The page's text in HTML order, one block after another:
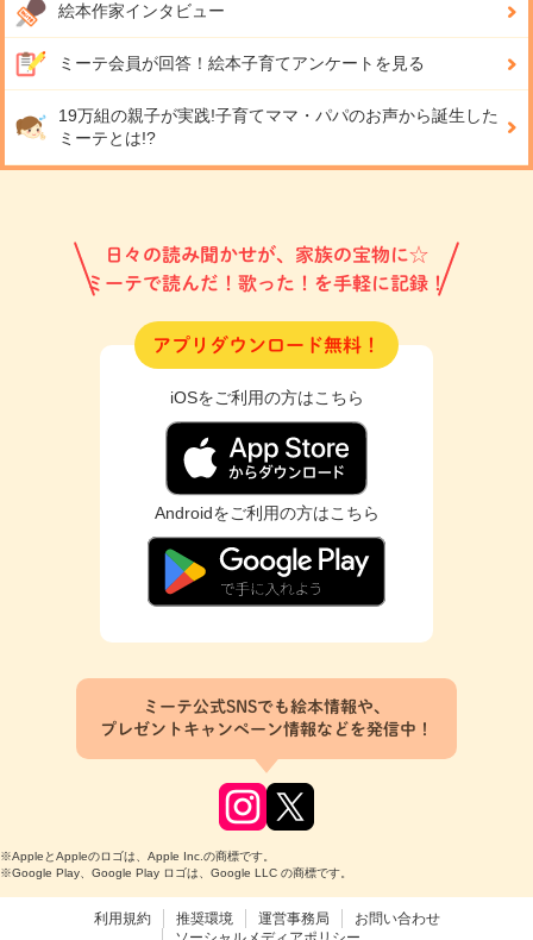
絵本作家インタビュー
ミーテ会員が回答！ 絵本子育てアンケートを見る
19万組の親子が実践!子育てママ・パパのお声から誕生した
ミーテとは!?
日々の読み聞かせが、家族の宝物に☆
ミーテで読んだ！歌った！を手軽に記録！
アプリダウンロード無料！
iOSをご利用の方はこちら
Androidをご利用の方はこちら
ミーテ公式SNSでも絵本情報や、
プレゼントキャンペーン情報などを発信中！
※AppleとAppleのロゴは、Apple Inc.の商標です。
※Google Play、Google Play ロゴは、Google LLC の商標です。
利用規約 推奨環境 運営事務局
お問い合わせ